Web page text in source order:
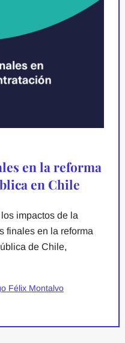
en la reforma
en Chile
impactos de la
finales en la reforma
de Chile,
Félix Montalvo